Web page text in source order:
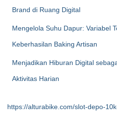
Brand di Ruang Digital
Mengelola Suhu Dapur: Variabel
Keberhasilan Baking Artisan
Menjadikan Hiburan Digital
Aktivitas Harian
https://alturabike.com/slot-depo-